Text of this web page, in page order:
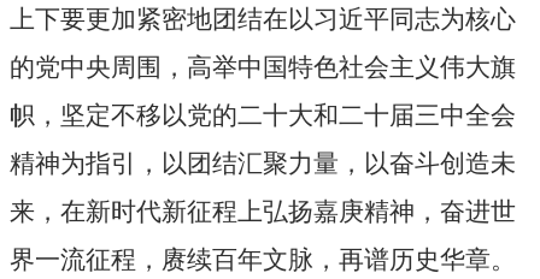
上下要更加紧密地团结在以习近平同志为核心
的党中央周围，高举中国特色社会主义伟大旗
帜，坚定不移以党的二十大和二十届三中全会
精神为指引，以团结汇聚力量，以奋斗创造未
来，在新时代新征程上弘扬嘉庚精神，奋进世
界一流征程，赓续百年文脉，再谱历史华章。